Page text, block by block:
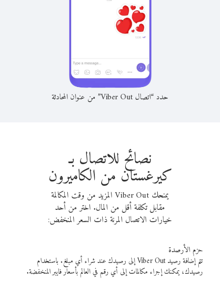
حدد “اتصال Viber Out” من عنوان المحادثة
نصائح للاتصال بـ
كيرغستان من الكاميرون
يمنحك Viber Out المزيد من وقت المكالمة
مقابل تكلفة أقل من المال. اختر من أحد
خيارات الاتصال المرنة ذات السعر المنخفض:
حزم الأرصدة
تتم إضافة رصيد Viber Out إلى رصيدك عند شراء أي مبلغ. باستخدام
رصيدك، يمكنك إجراء مكالمات إلى أي رقم في العالم بأسعار فايبر المنخفضة.